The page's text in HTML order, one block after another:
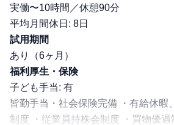
実働〜10時間／休憩90分
平均月間休日: 8日
試用期間
あり（6ヶ月）
福利厚生・保険
子ども手当: 有
皆勤手当・社会保険完備 ・有給休暇
制度 ・従業員持株会制度 ・買物優